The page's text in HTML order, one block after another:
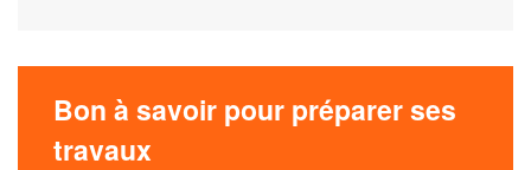
Bon à savoir pour préparer ses
travaux